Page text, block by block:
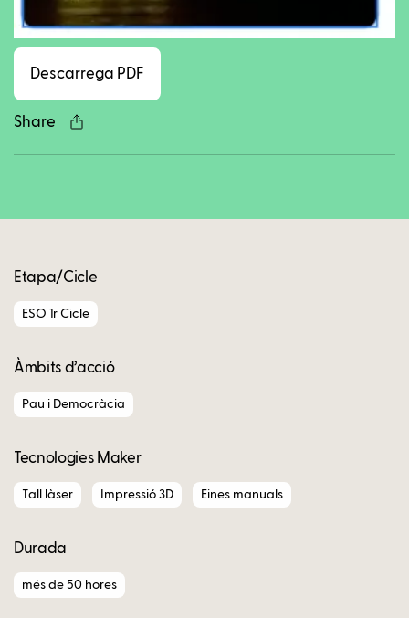
Descarrega PDF
Share
Facebook
Twitter
LinkedIn
WhatsApp
Reddit
Gmail
Etapa/Cicle
ESO 1r Cicle
Àmbits d’acció
Pau i Democràcia
Tecnologies Maker
Tall làser Impressió 3D Eines manuals
Durada
més de 50 hores